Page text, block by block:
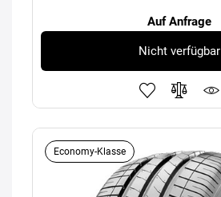
Auf Anfrage
Nicht verfügbar
Economy-Klasse